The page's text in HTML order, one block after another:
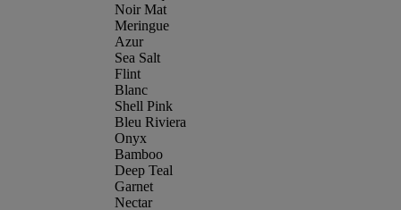
Noir Mat
Meringue
Azur
Sea Salt
Flint
Blanc
Shell Pink
Bleu Riviera
Onyx
Bamboo
Deep Teal
Garnet
Nectar